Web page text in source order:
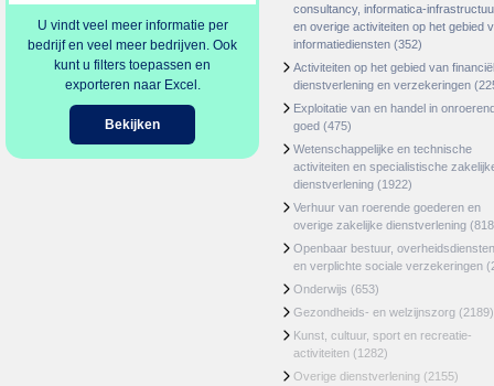
U vindt veel meer informatie per
bedrijf en veel meer bedrijven. Ook
kunt u filters toepassen en
exporteren naar Excel.
Bekijken
consultancy, informatica-
en overige activiteiten op het gebied
informatiediensten (352)
Activiteiten op het gebied van
dienstverlening en verzekeringen
Exploitatie van en handel in
goed (475)
Wetenschappelijke en technische
activiteiten en specialistische
dienstverlening (1922)
Verhuur van roerende goederen en
overige zakelijke dienstverlening
Openbaar bestuur, overheidsdiensten
en verplichte sociale verzekeringen
Onderwijs (653)
Gezondheids- en welzijnszorg (2189)
Kunst, cultuur, sport en recreatie-
activiteiten (1282)
Overige dienstverlening (2155)